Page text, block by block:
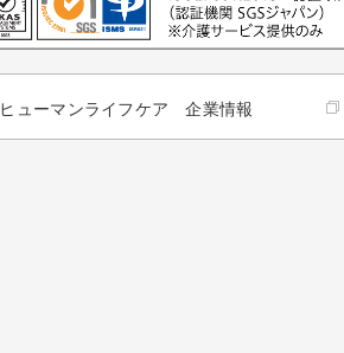
ヒューマンライフケア 企業情報